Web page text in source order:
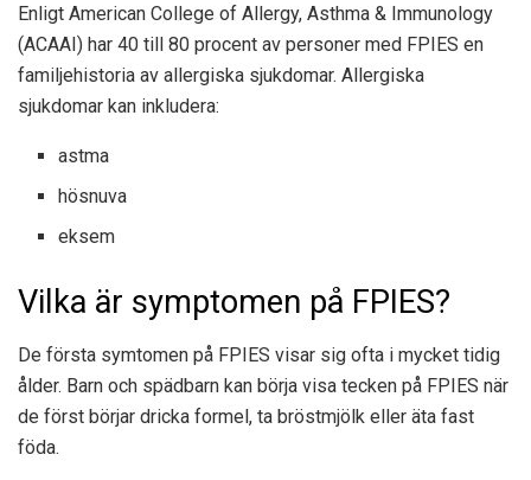
Enligt American College of Allergy, Asthma & Immunology
(ACAAI) har 40 till 80 procent av personer med FPIES en
familjehistoria av allergiska sjukdomar. Allergiska
sjukdomar kan inkludera:
astma
hösnuva
eksem
Vilka är symptomen på FPIES?
De första symtomen på FPIES visar sig ofta i mycket tidig
ålder. Barn och spädbarn kan börja visa tecken på FPIES när
de först börjar dricka formel, ta bröstmjölk eller äta fast
föda.